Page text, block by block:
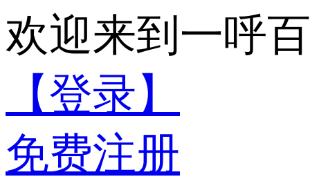
欢迎来到一呼
【登录】
免费注册